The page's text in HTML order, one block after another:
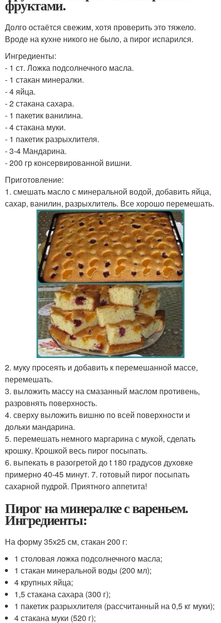
фруктами.
Долго остаётся свежим, хотя проверить это тяжело.
Вроде на кухне никого не было, а пирог испарился.
Ингредиенты:
- 1 ст. Ложка подсолнечного масла.
- 1 стакан минералки.
- 4 яйца.
- 2 стакана сахара.
- 1 пакетик ванилина.
- 4 стакана муки.
- 1 пакетик разрыхлителя.
- 3-4 Мандарина.
- 200 гр консервированной вишни.
Приготовление:
1. смешать масло с минеральной водой, добавить яйца,
сахар, ванилин, разрыхлитель. Все хорошо перемешать.
2. муку просеять и добавить к перемешанной массе,
перемешать.
3. выложить массу на смазанный маслом противень,
разровнять поверхность.
4. сверху выложить вишню по всей поверхности и
дольки мандарина.
5. перемешать немного маргарина с мукой, сделать
крошку. Крошкой весь пирог посыпать.
6. выпекать в разогретой до t 180 градусов духовке
примерно 40-45 минут. 7. готовый пирог посыпать
сахарной пудрой. Приятного аппетита!
Пирог на минералке с вареньем.
Ингредиенты:
На форму 35х25 см, стакан 200 г:
1 столовая ложка подсолнечного масла;
1 стакан минеральной воды (200 мл);
4 крупных яйца;
1,5 стакана сахара (300 г);
1 пакетик разрыхлителя (рассчитанный на 0,5 кг муки);
4 стакана муки (520 г);